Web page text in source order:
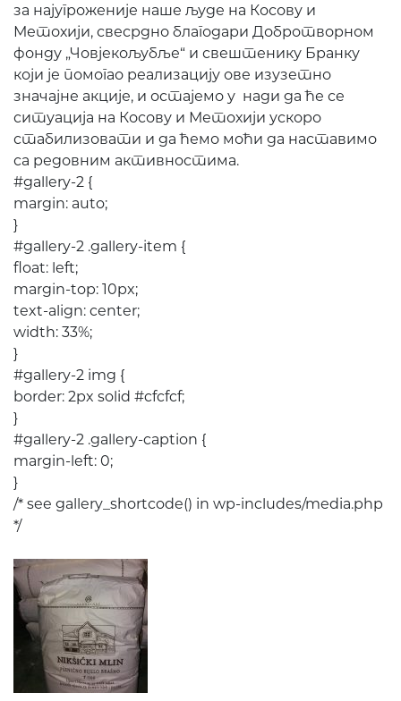
за најугроженије наше људе на Косову и
Метохији, свесрдно благодари Добротворном
фонду „Човјекољубље“ и свештенику Бранку
који је помогао реализацију ове изузетно
значајне акције, и остајемо у нади да ће се
ситуација на Косову и Метохији ускоро
стабилизовати и да ћемо моћи да наставимо
са редовним активностима.
#gallery-2 {
margin: auto;
}
#gallery-2 .gallery-item {
float: left;
margin-top: 10px;
text-align: center;
width: 33%;
}
#gallery-2 img {
border: 2px solid #cfcfcf;
}
#gallery-2 .gallery-caption {
margin-left: 0;
}
/* see gallery_shortcode() in wp-includes/media.php
*/